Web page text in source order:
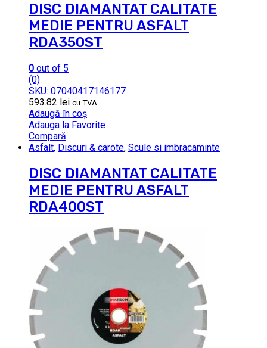
DISC DIAMANTAT CALITATE
MEDIE PENTRU ASFALT
RDA350ST
0 out of 5
(0)
SKU: 07040417146177
593.82 lei cu TVA
Adaugă în coș
Adauga la Favorite
Compară
Asfalt, Discuri & carote, Scule si imbracaminte
DISC DIAMANTAT CALITATE
MEDIE PENTRU ASFALT
RDA400ST